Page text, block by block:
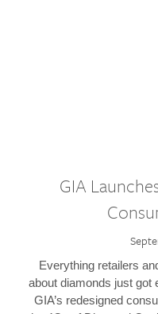
GIA
Everything retailers
about diamonds just got
GIA’s redesigned